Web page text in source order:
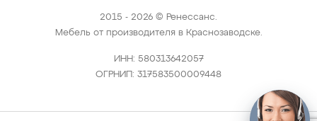
2015 - 2026 © Ренессанс.
Мебель от производителя в Краснозаводске.
ИНН: 580313642057
ОГРНИП: 317583500009448